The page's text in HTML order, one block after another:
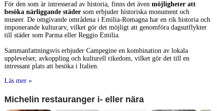
För den som är intresserad av historia, finns det även möjligheter att
besöka närliggande städersom erbjuder historiska monument och
museer. De omgivande områdena i Emilia-Romagna har en rik historia och
imponerande kulturarv, vilket gör det möjligt att genomföra dagsutflykter
till städer som Parma eller Reggio Emilia.
Sammanfattningsvis erbjuder Campegine en kombination av lokala
upplevelser, avkoppling och kulturell rikedom, vilket gör det till en
intressant plats att besöka i Italien.
Läs mer »
Michelin restauranger i- eller nära